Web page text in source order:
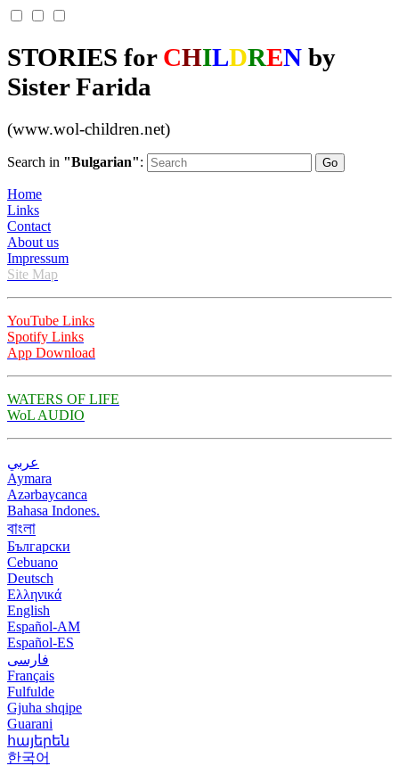
STORIES for CHILDREN by
Sister Farida
(www.wol-children.net)
Search in "Bulgarian":
Home
Links
Contact
About us
Impressum
Site Map
YouTube Links
Spotify Links
App Download
WATERS OF LIFE
WoL AUDIO
عربي
Aymara
Azərbaycanca
Bahasa Indones.
বাংলা
Български
Cebuano
Deutsch
Ελληνικά
English
Español-AM
Español-ES
فارسی
Français
Fulfulde
Gjuha shqipe
Guarani
հայերեն
한국어